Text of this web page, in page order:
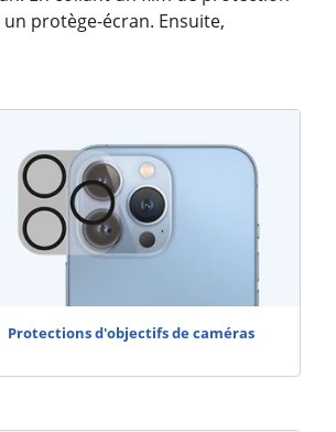
protège-écran. Ensuite,
Protections d'objectifs de caméras